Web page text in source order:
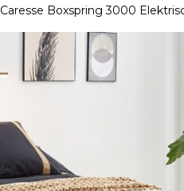
Caresse Boxspring 3000